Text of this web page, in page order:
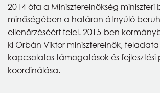
2014 óta a Miniszterelnökség miniszteri
minőségében a határon átnyúló
ellenőrzéséért felel. 2015-ben
ki Orbán Viktor miniszterelnök,
kapcsolatos támogatások és
koordinálása.